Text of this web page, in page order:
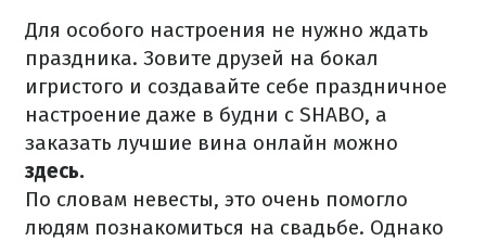
Для особого настроения не нужно ждать
праздника. Зовите друзей на бокал
игристого и создавайте себе праздничное
настроение даже в будни с SHABO, а
заказать лучшие вина онлайн можно
здесь.
По словам невесты, это очень помогло
людям познакомиться на свадьбе. Однако